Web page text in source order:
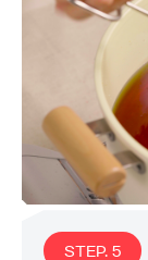
STEP. 5